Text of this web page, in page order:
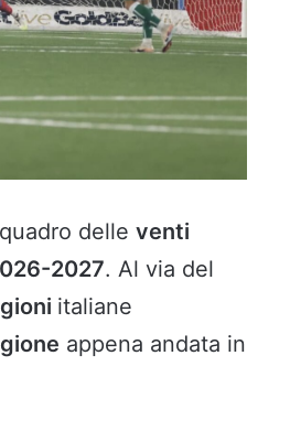
delle venti
2027. Al via del
italiane
appena andata in